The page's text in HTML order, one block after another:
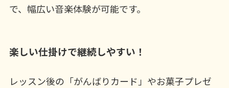
で、幅広い音楽体験が可能です。
楽しい仕掛けで継続しやすい！
レッスン後の「がんばりカード」やお菓子プレゼ